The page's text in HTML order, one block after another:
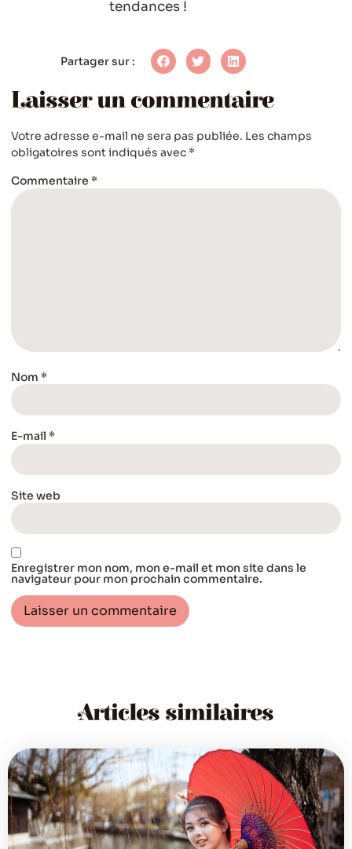
tendances !
Partager sur :
Laisser un commentaire
Votre adresse e-mail ne sera pas publiée. Les champs
obligatoires sont indiqués avec *
Commentaire *
Nom *
E-mail *
Site web
Enregistrer mon nom, mon e-mail et mon site dans le
navigateur pour mon prochain commentaire.
Articles similaires